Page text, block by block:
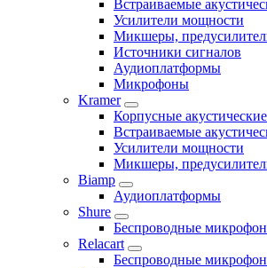
Встраиваемые
Усилители мощности
Микшеры,
Источники сигналов
Аудиоплатформы
Микрофоны
Kramer
Корпусные
Встраиваемые
Усилители мощности
Микшеры,
Biamp
Аудиоплатформы
Shure
Беспроводные
Relacart
Беспроводные